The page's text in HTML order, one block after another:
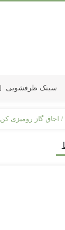
سینک ظرفشویی
اجاق گاز رومیزی کن